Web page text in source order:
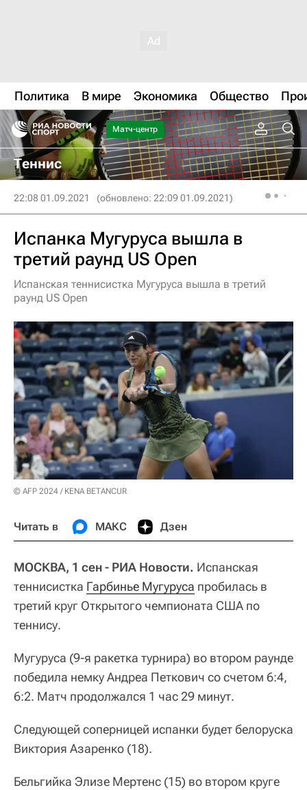
Политика В мире Экономика Общество
Матч-центр
Теннис
22:08 01.09.2021 (обновлено: 22:09 01.09.2021)
Испанка Мугуруса вышла в
третий раунд US Open
Испанская теннисистка Мугуруса вышла в третий
раунд US Open
© AFP 2024 / KENA BETANCUR
Читать в МАКС Дзен
МОСКВА, 1 сен - РИА Новости. Испанская
теннисистка Гарбинье Мугуруса пробилась в
третий круг Открытого чемпионата США по
теннису.
Мугуруса (9-я ракетка турнира) во втором раунде
победила немку Андреа Петкович со счетом 6:4,
6:2. Матч продолжался 1 час 29 минут.
Следующей соперницей испанки будет белоруска
Виктория Азаренко (18).
Бельгийка Элизе Мертенс (15) во втором круге